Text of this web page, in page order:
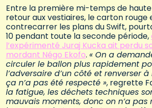
Entre la première mi-temps de
retour aux vestiaires, le carton rouge
contrecarrer les plans du Swift,
10 pendant toute la seconde période,
l’expérimenté Juraj Kucka ait perdu
mordant Négo Ekofo. « On a
circuler le ballon plus rapidement
l’adversaire d’un côté et renverser à
ça n’a pas été respecté », regrette
la fatigue, les déchets techniques
mauvais moments, donc on n’a pas